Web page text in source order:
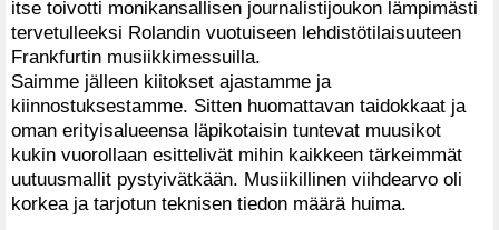
itse toivotti monikansallisen journalistijoukon lämpimästi
tervetulleeksi Rolandin vuotuiseen lehdistötilaisuuteen
Frankfurtin musiikkimessuilla.
Saimme jälleen kiitokset ajastamme ja
kiinnostuksestamme. Sitten huomattavan taidokkaat ja
oman erityisalueensa läpikotaisin tuntevat muusikot
kukin vuorollaan esittelivät mihin kaikkeen tärkeimmät
uutuusmallit pystyivätkään. Musiikillinen viihdearvo oli
korkea ja tarjotun teknisen tiedon määrä huima.